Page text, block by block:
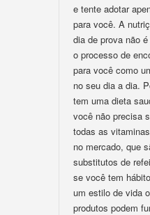
e tente adotar
para você. A
dia de prova não
o processo de
para você como
no seu dia a dia.
tem uma dieta
você não precisa
todas as
no mercado, que
substitutos de
se você tem
um estilo de vida
produtos podem